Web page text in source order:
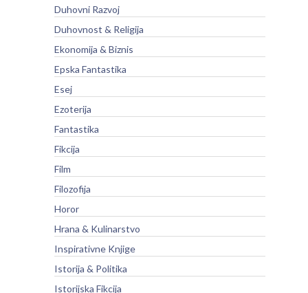
Duhovni Razvoj
Duhovnost & Religija
Ekonomija & Biznis
Epska Fantastika
Esej
Ezoterija
Fantastika
Fikcija
Film
Filozofija
Horor
Hrana & Kulinarstvo
Inspirativne Knjige
Istorija & Politika
Istorijska Fikcija